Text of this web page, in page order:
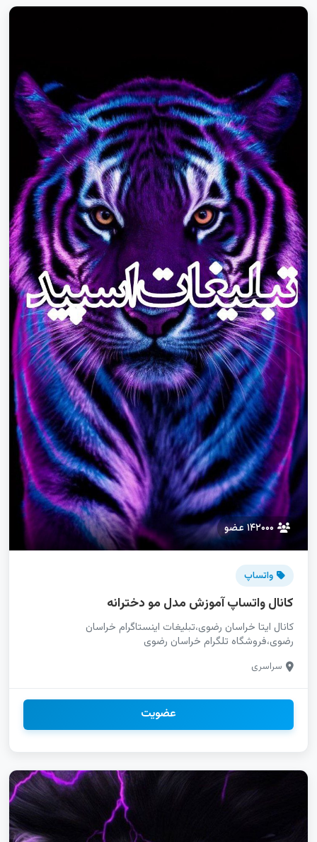
۱۴۲۰۰۰ عضو
واتساپ
کانال واتساپ آموزش مدل مو دخترانه
کانال ایتا خراسان رضوی،تبلیغات اینستاگرام خراسان
رضوی،فروشگاه تلگرام خراسان رضوی
سراسری
عضویت